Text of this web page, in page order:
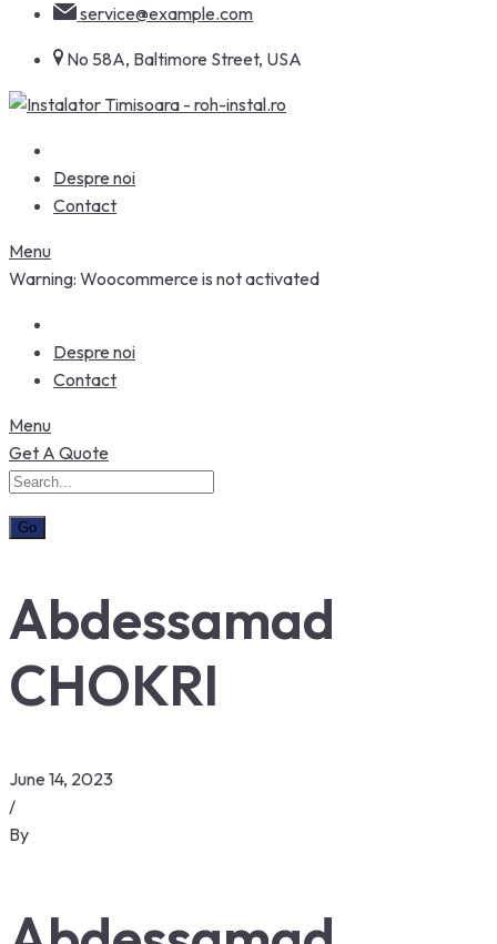
service@example.com
No 58A, Baltimore Street, USA
Despre noi
Contact
Menu
Warning: Woocommerce is not activated
Despre noi
Contact
Menu
Get A Quote
Abdessamad
CHOKRI
June 14, 2023
/
By